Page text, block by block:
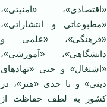
«اقتصادی»، «امنیتی»،
«مطبوعاتی و انتشاراتی»،
«فرهنگی»، «علمی و
دانشگاهی»، «آموزشی»،
«اشتغال» و حتی «نهادهای
دینی» و تا حدی «هنر»، در
کشور به لطف حفاظت از